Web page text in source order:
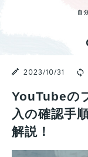
2023/10/31
YouTubeの
入の確認手
解説！